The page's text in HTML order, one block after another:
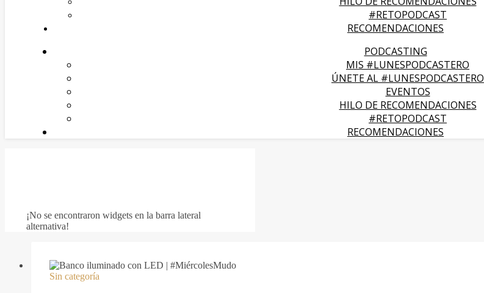
#RETOPODCAST
RECOMENDACIONES
PODCASTING
MIS #LUNESPODCASTERO
ÚNETE AL #LUNESPODCASTERO
EVENTOS
HILO DE RECOMENDACIONES
#RETOPODCAST
RECOMENDACIONES
¡No se encontraron widgets en la barra lateral
alternativa!
Sin categoría